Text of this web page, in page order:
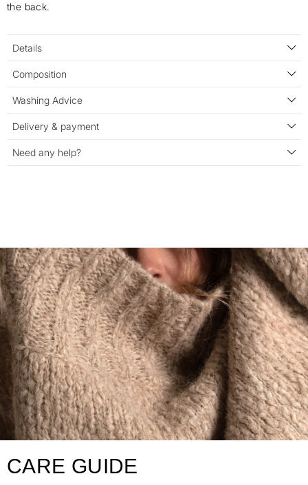
the back.
Details
Composition
Washing Advice
Delivery & payment
Need any help?
CARE GUIDE